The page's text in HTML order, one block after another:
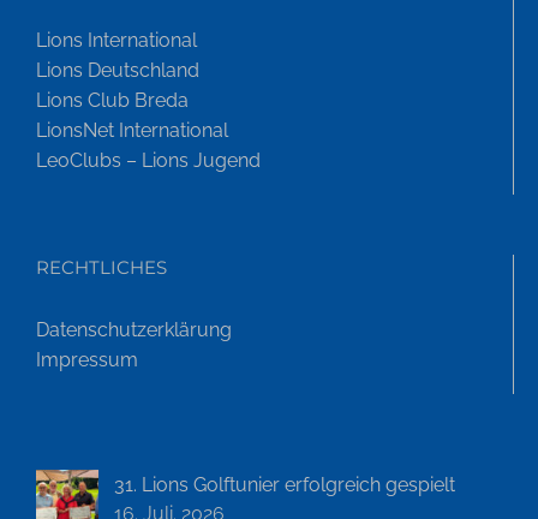
Lions International
Lions Deutschland
Lions Club Breda
LionsNet International
LeoClubs – Lions Jugend
RECHTLICHES
Datenschutzerklärung
Impressum
31. Lions Golftunier erfolgreich gespielt
16. Juli. 2026